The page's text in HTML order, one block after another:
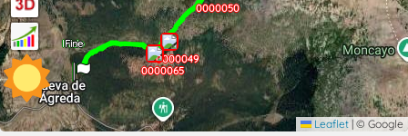
Inizio
Fine
0000049
0000050
0000065
Leaflet | © Google